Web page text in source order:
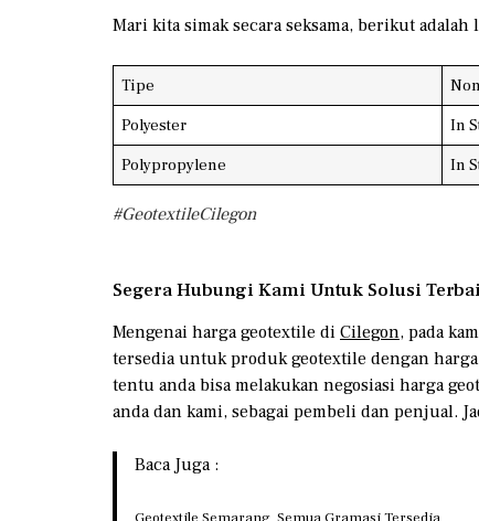
Mari kita simak secara seksama, berikut
Tipe
Polyester
In
Polypropylene
In
#GeotextileCilegon
Segera Hubungi Kami Untuk Solusi
Mengenai harga geotextile di Cilegon, pada
tersedia untuk produk geotextile dengan
tentu anda bisa melakukan negosiasi harga
anda dan kami, sebagai pembeli dan penjual.
Baca Juga :
Geotextile Semarang, Semua Gramasi Tersedia